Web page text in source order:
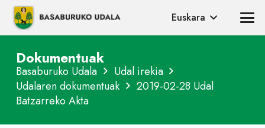
Euskara
Dokumentuak
Basaburuko Udala
Udal irekia
Udalaren dokumentuak
2019-02-28 Udal
Batzarreko Akta